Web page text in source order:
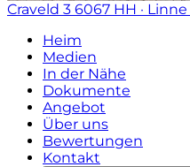
Craveld 3 6067 HH · Linne
Heim
Medien
In der Nähe
Dokumente
Angebot
Über uns
Bewertungen
Kontakt